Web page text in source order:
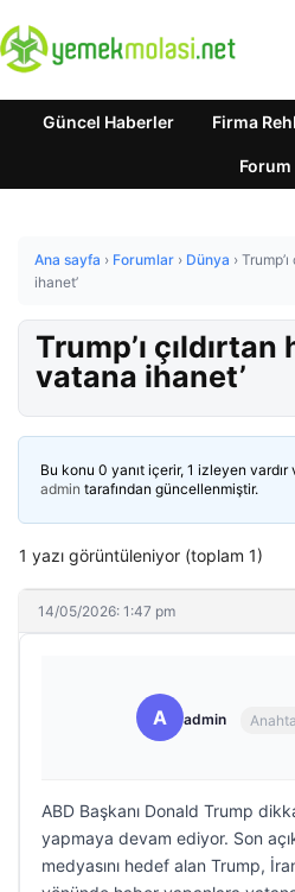
Güncel Haberler Firma
Forum
Ana sayfa › Forumlar › Dünya ›
ihanet’
Trump’ı çıldırtan
vatana ihanet’
Bu konu 0 yanıt içerir, 1 izleyen vardır
admin tarafından güncellenmiştir.
1 yazı görüntüleniyor (toplam 1)
14/05/2026: 1:47 pm
A admin
ABD Başkanı Donald Trump
yapmaya devam ediyor. Son
medyasını hedef alan Trump,